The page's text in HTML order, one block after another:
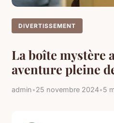
DIVERTISSEMENT
La boîte mystère
aventure pleine
admin•25 novembre 2024•5